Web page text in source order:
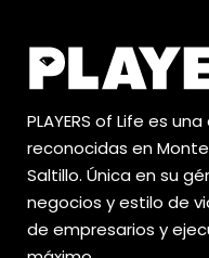
PLAYERS of Life es
reconocidas en
Saltillo. Única en su
negocios y estilo de
de empresarios y